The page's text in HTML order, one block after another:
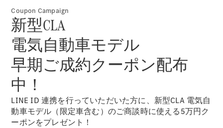
スト
オンライン
ショールー
ム
試乗リクエスト
オンラインショールーム
Coupon Campaign
新型CLA
電気自動車モデル
早期ご成約クーポン配布
中！
LINE ID 連携を行っていただいた方に、新型CLA 電気自
動車モデル（限定車含む）のご商談時に使える5万円ク
ーポンをプレゼント！